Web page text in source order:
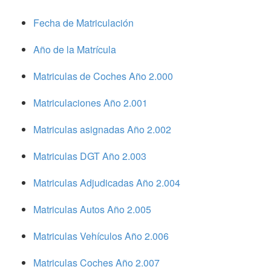
Fecha de Matriculación
Año de la Matrícula
Matriculas de Coches Año 2.000
Matriculaciones Año 2.001
Matriculas asignadas Año 2.002
Matriculas DGT Año 2.003
Matriculas Adjudicadas Año 2.004
Matriculas Autos Año 2.005
Matriculas Vehículos Año 2.006
Matriculas Coches Año 2.007